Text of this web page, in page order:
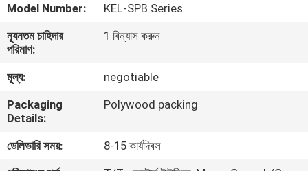
কারখানা
পরিদর্শন
গুণমান
নিয়ন্ত্রণ
আমাদের
Model Number:
KEL-SPB Series
ন্যূনতম চাহিদার
পরিমাণ:
1 বিন্যাস করুন
মূল্য:
negotiable
Packaging
Details:
Polywood packing
ডেলিভারি সময়:
8-15 কার্যদিবস